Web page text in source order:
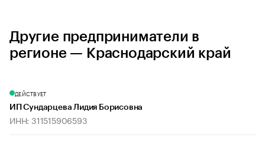
Другие предприниматели в
регионе — Краснодарский край
ДЕЙСТВУЕТ
ИП Сундарцева Лидия Борисовна
ИНН: 311515906593